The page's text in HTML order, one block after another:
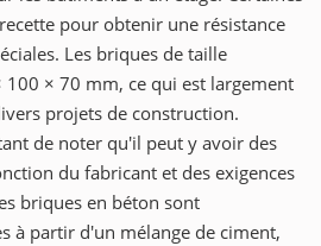
pour obtenir une résistance
Les briques de taille
× 70 mm, ce qui est largement
projets de construction.
de noter qu'il peut y avoir des
du fabricant et des exigences
briques en béton sont
à partir d'un mélange de ciment,